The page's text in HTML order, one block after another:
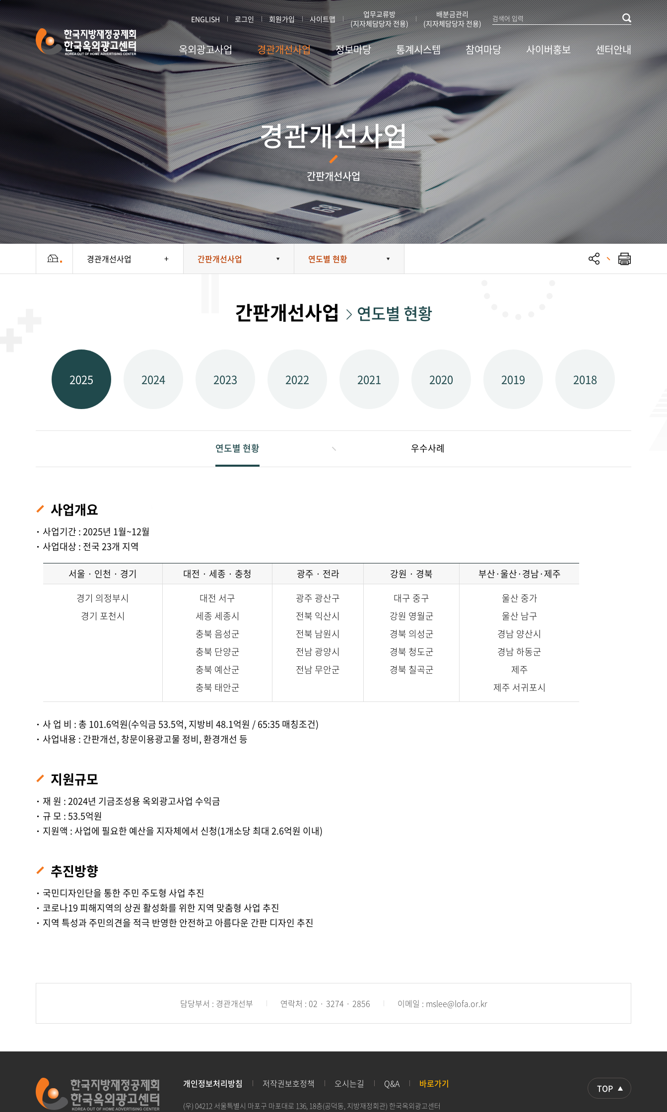
본문 바로가기
ENGLISH 로그인 회원가입 사이트맵
업무교류방
(지자체담당자 전용)
배분금관리
(지자체담당자 전용)
옥외광고사업 경관개선사업 정보마당 통계시스템 참여마당 사이버홍보 센터안내
경관개선사업
간판개선사업
경관개선사업 간판개선사업 연도별 현황
간판개선사업 연도별 현황
2025 2024 2023 2022 2021 2020 2019 2018
연도별 현황 우수사례
사업개요
사업기간 : 2025년 1월~12월
사업대상 : 전국 23개 지역
서울 · 인천 · 경기 대전 · 세종 · 충청 광주 · 전라 강원 · 경북
부산·울산·경남·제주
경기 의정부시
경기 포천시
대전 서구
세종 세종시
충북 음성군
충북 단양군
충북 예산군
충북 태안군
광주 광산구
전북 익산시
전북 남원시
전남 광양시
전남 무안군
대구 중구
강원 영월군
경북 의성군
경북 청도군
경북 칠곡군
울산 중가
울산 남구
경남 양산시
경남 하동군
제주
제주 서귀포시
사 업 비 : 총 101.6억원(수익금 53.5억, 지방비 48.1억원 / 65:35 매칭조건)
사업내용 : 간판개선, 창문이용광고물 정비, 환경개선 등
지원규모
재 원 : 2024년 기금조성용 옥외광고사업 수익금
규 모 : 53.5억원
지원액 : 사업에 필요한 예산을 지자체에서 신청(1개소당 최대 2.6억원 이내)
추진방향
국민디자인단을 통한 주민 주도형 사업 추진
코로나19 피해지역의 상권 활성화를 위한 지역 맞춤형 사업 추진
지역 특성과 주민의견을 적극 반영한 안전하고 아름다운 간판 디자인 추진
담당부서 : 경관개선부 연락처 : 02 · 3274 · 2856 이메일 : mslee@lofa.or.kr
개인정보처리방침 저작권보호정책 오시는길 Q&A 바로가기
(우) 04212 서울특별시 마포구 마포대로 136, 18층(공덕동, 지방재정회관) 한국옥외광고센터